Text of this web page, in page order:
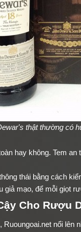
thật thường có
hay không. Tem
thái bằng cách
mạo, để mỗi giọt
Cho Rượu
nổi lên